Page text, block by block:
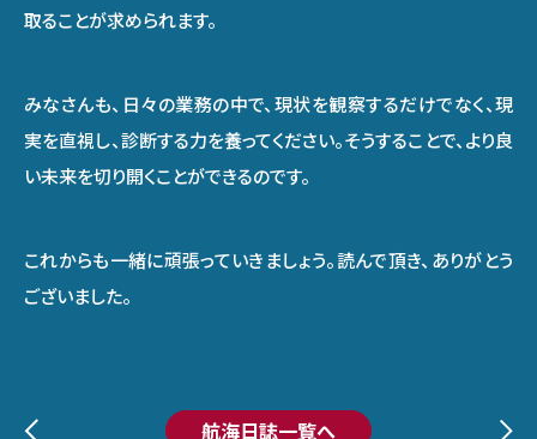
取ることが求められます。
みなさんも、日々の業務の中で、現状を観察するだけでなく、現
実を直視し、診断する力を養ってください。そうすることで、より良
い未来を切り開くことができるのです。
これからも一緒に頑張っていきましょう。読んで頂き、ありがとう
ございました。
航海日誌一覧へ